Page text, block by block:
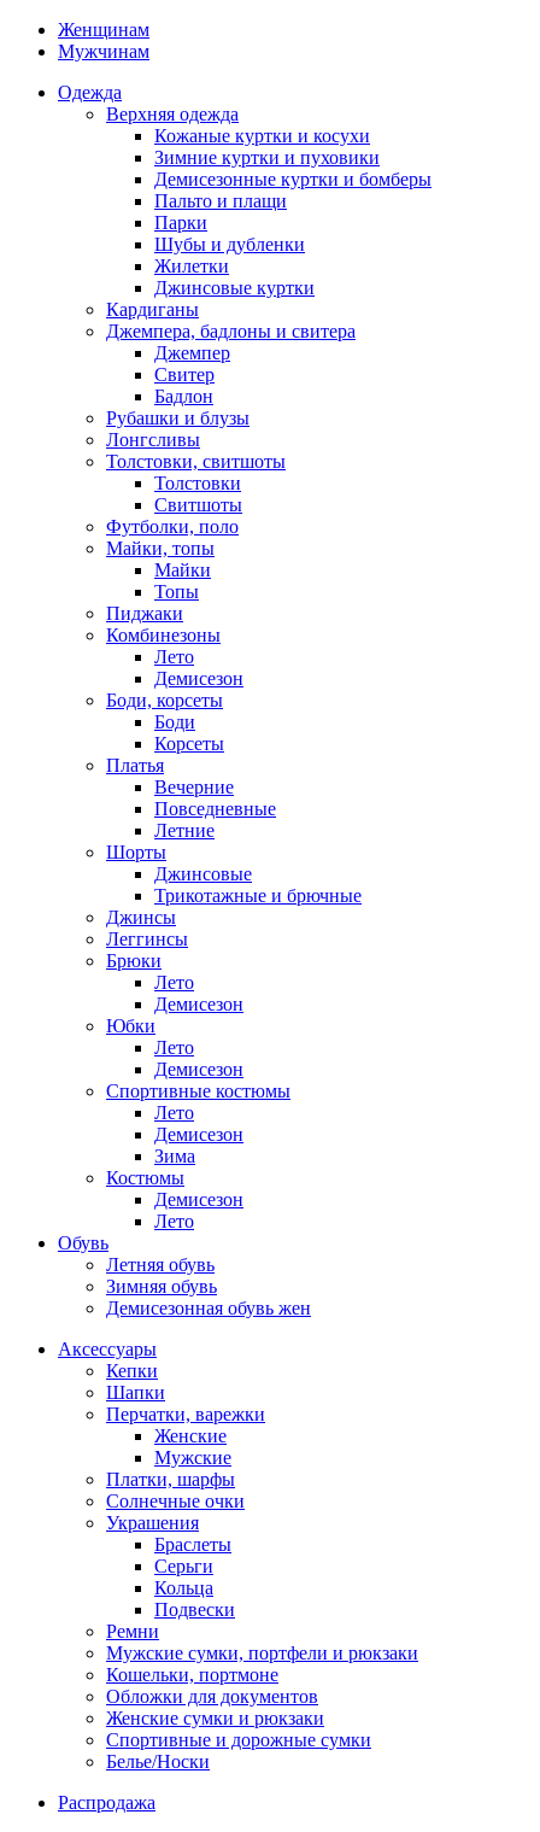
Женщинам
Мужчинам
Одежда
Верхняя одежда
Кожаные куртки и косухи
Зимние куртки и пуховики
Демисезонные куртки и бомберы
Пальто и плащи
Парки
Шубы и дубленки
Жилетки
Джинсовые куртки
Кардиганы
Джемпера, бадлоны и свитера
Джемпер
Свитер
Бадлон
Рубашки и блузы
Лонгсливы
Толстовки, свитшоты
Толстовки
Свитшоты
Футболки, поло
Майки, топы
Майки
Топы
Пиджаки
Комбинезоны
Лето
Демисезон
Боди, корсеты
Боди
Корсеты
Платья
Вечерние
Повседневные
Летние
Шорты
Джинсовые
Трикотажные и брючные
Джинсы
Леггинсы
Брюки
Лето
Демисезон
Юбки
Лето
Демисезон
Спортивные костюмы
Лето
Демисезон
Зима
Костюмы
Демисезон
Лето
Обувь
Летняя обувь
Зимняя обувь
Демисезонная обувь жен
Аксессуары
Кепки
Шапки
Перчатки, варежки
Женские
Мужские
Платки, шарфы
Солнечные очки
Украшения
Браслеты
Серьги
Кольца
Подвески
Ремни
Мужские сумки, портфели и рюкзаки
Кошельки, портмоне
Обложки для документов
Женские сумки и рюкзаки
Спортивные и дорожные сумки
Белье/Носки
Распродажа